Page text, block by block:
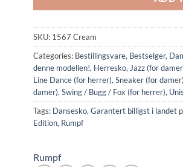
SKU: 1567 Cream
Categories: Bestillingsvare, Bestselger,
denne modellen!, Herresko,Jazz (for
Line Dance (for herrer),Sneaker (for damer)
damer),Swing / Bugg / Fox (for herrer),
Tags: Dansesko,Garantert billigst i landet
Edition, Rumpf
Rumpf